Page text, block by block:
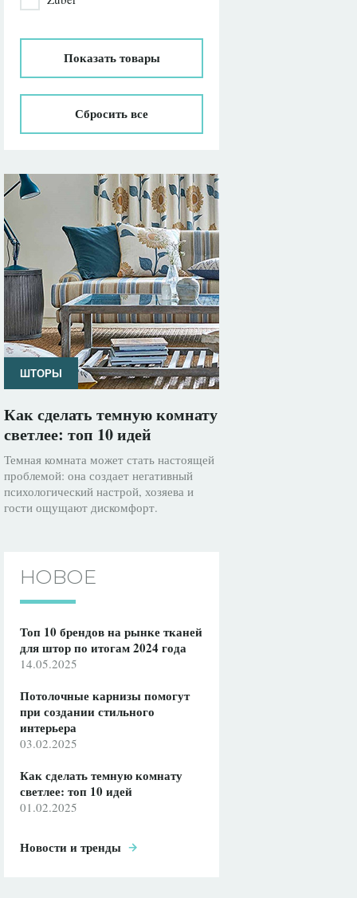
Показатьтовары
Сбросить все
ШТОРЫ
Как сделать темную комнату
светлее: топ 10 идей
Темная комната может стать настоящей
проблемой: она создает негативный
психологический настрой, хозяева и
гости ощущают дискомфорт.
НОВОЕ
Топ 10 брендов на рынке тканей
для штор по итогам 2024 года
14.05.2025
Потолочные карнизы помогут
при создании стильного
интерьера
03.02.2025
Как сделать темную комнату
светлее: топ 10 идей
01.02.2025
Новости и тренды